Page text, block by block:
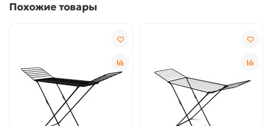
Похожие товары